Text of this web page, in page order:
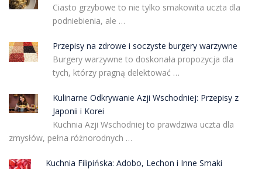
Ciasto grzybowe to nie tylko smakowita uczta dla
podniebienia, ale …
Przepisy na zdrowe i soczyste burgery warzywne
Burgery warzywne to doskonała propozycja dla
tych, którzy pragną delektować …
Kulinarne Odkrywanie Azji Wschodniej: Przepisy z
Japonii i Korei
Kuchnia Azji Wschodniej to prawdziwa uczta dla
zmysłów, pełna różnorodnych …
Kuchnia Filipińska: Adobo, Lechon i Inne Smaki